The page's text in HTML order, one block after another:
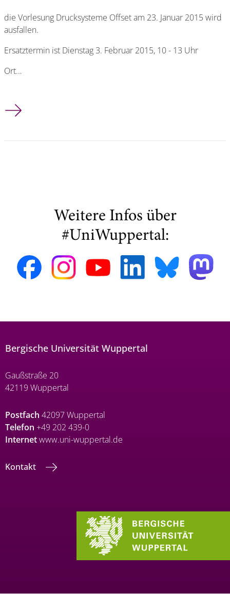
die Vorlesung Drucksysteme Offset am 23. Januar 2015 wird
ausfallen.
Ersatztermin ist Dienstag 3. Februar 2015, 10 - 13 Uhr
Ort…
Vorlesung Drucksysteme Offset am 23.1.15 wird verschoben
Weitere Infos über
#UniWuppertal:
Bergische Universität Wuppertal
Gaußstraße 20
42119 Wuppertal
Postfach 42097 Wuppertal
Telefon +49 202 439-0
Internetwww.uni-wuppertal.de
Kontakt